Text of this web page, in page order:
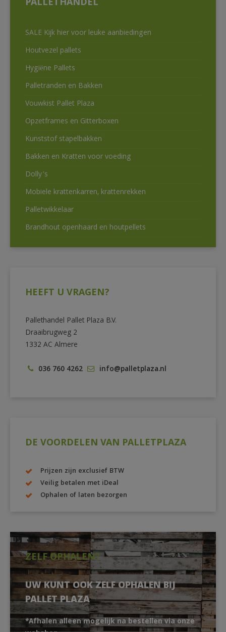
PALLETHANDEL
SALE Kijk hier voor leuke aanbiedingen
Houtvezel pallets
Hygiëne Pallets
Palletranden en Bakken
Vouwkist Pallet Plaza
Opzetframes en Gitterboxen
Kunststof stapelbakken
Bakken en Kratten voor voeding
Dolly’s
Mobiele krattenkarren, krattenrekken
Palletwikkelaar
Brandhout openhaard en houtpellets
HEEFT U VRAGEN?
Pallethandel Pallet Plaza B.V.
Draaibrugweg 2
1332 AC Almere
036 760 4262 info@palletplaza.nl
DE VOORDELEN VAN PALLETPLAZA
Prijzen zijn exclusief BTW
Veilig betalen met iDeal
Ophalen of laten bezorgen
ZELF OPHALEN?
UW KUNT OOK ZELF OPHALEN BIJ
PALLET PLAZA
*Afhalen alleen mogelijk na bestellen via onze